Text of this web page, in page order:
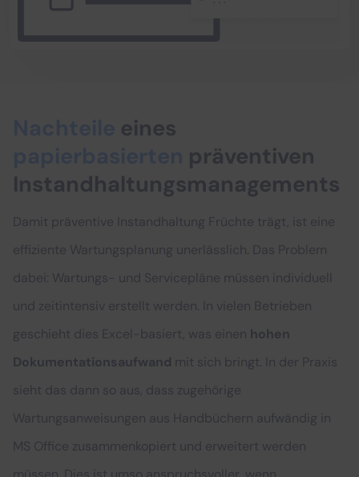
eines
präventiven
Instandhaltungsmanagements
Damit präventive Instandhaltung Früchte trägt, ist eine
effiziente Wartungsplanung unerlässlich. Das Problem
dabei: Wartungs- und Servicepläne müssen individuell
und zeitintensiv erstellt werden. In vielen Betrieben
geschieht dies Excel-basiert, was einen hohen
Dokumentationsaufwand mit sich bringt. In der Praxis
sieht das dann so aus, dass zugehörige
Wartungsanweisungen aus Handbüchern aufwändig in
MS Office zusammenkopiert und erweitert werden